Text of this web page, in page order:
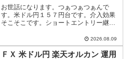
お世話になります。つぁつぁつぁんで
す。米ドル円１５７円台です。介入効果
そこそこです。ショートエントリー継続
法と今後のつぁつぁつぁん戦略は【米ド
ル円】に全て書いています。
2026.08.09
ＦＸ 米ドル円 楽天オルカン 運用